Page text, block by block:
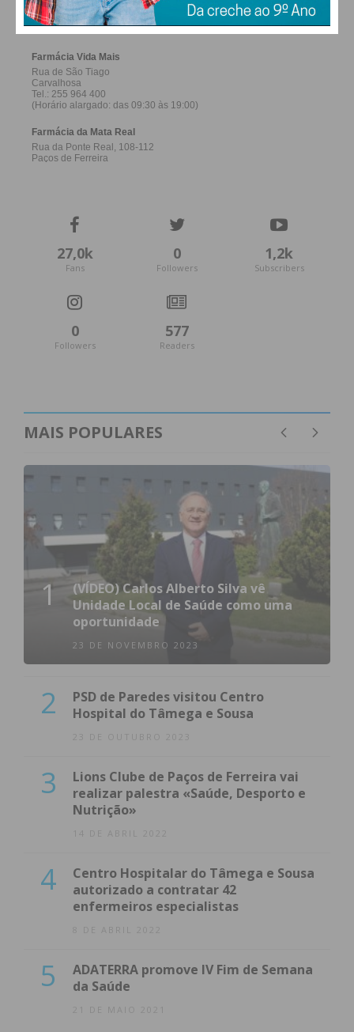
Assine nossa newsletter por e-mail e
obtenha de forma regular a informação
Eu li e concordo com os
FERREIRA
27,0k
Fans
0
Followers
1,2k
Subscribers
0
Followers
577
Readers
MAIS POPULARES
1
(VÍDEO) Carlos Alberto Silva vê
Unidade Local de Saúde como uma
oportunidade
23 DE NOVEMBRO 2023
2
PSD de Paredes visitou Centro
Hospital do Tâmega e Sousa
23 DE OUTUBRO 2023
3
Lions Clube de Paços de Ferreira vai
realizar palestra «Saúde, Desporto e
Nutrição»
14 DE ABRIL 2022
4
Centro Hospitalar do Tâmega e Sousa
autorizado a contratar 42
enfermeiros especialistas
8 DE ABRIL 2022
5
ADATERRA promove IV Fim de Semana
da Saúde
21 DE MAIO 2021